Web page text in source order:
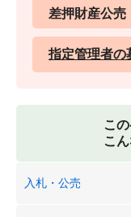
差押財産公売
指定管理者の
こ
こ
入札・公売